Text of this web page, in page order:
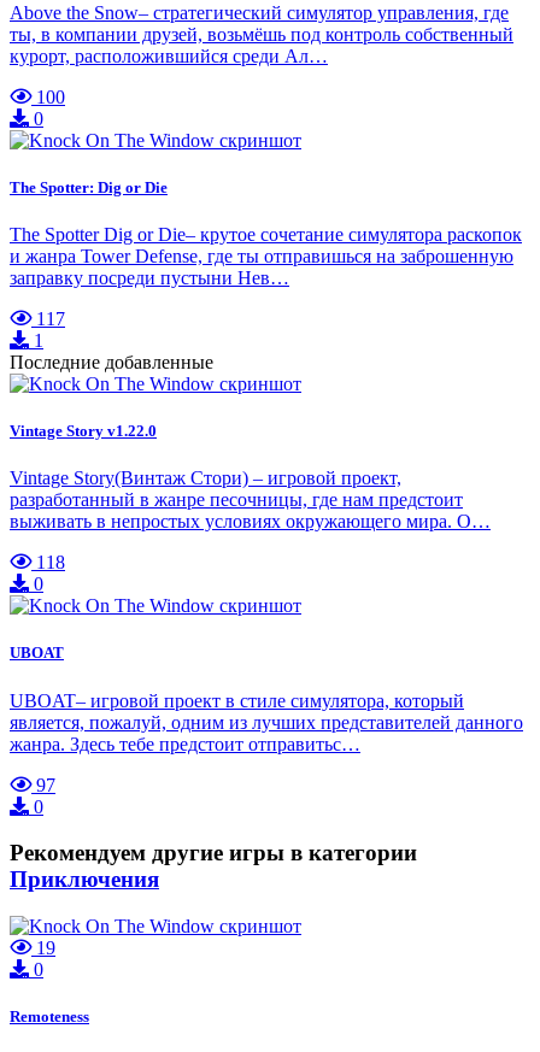
Above the Snow– стратегический симулятор управления, где
ты, в компании друзей, возьмёшь под контроль собственный
курорт, расположившийся среди Ал…
100
0
The Spotter: Dig or Die
The Spotter Dig or Die– крутое сочетание симулятора раскопок
и жанра Tower Defense, где ты отправишься на заброшенную
заправку посреди пустыни Нев…
117
1
Последние добавленные
Vintage Story v1.22.0
Vintage Story(Винтаж Стори) – игровой проект,
разработанный в жанре песочницы, где нам предстоит
выживать в непростых условиях окружающего мира. О…
118
0
UBOAT
UBOAT– игровой проект в стиле симулятора, который
является, пожалуй, одним из лучших представителей данного
жанра. Здесь тебе предстоит отправитьс…
97
0
Рекомендуем другие игры в категории
Приключения
19
0
Remoteness